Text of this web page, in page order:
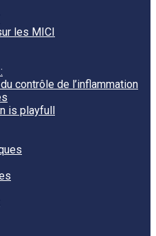
les MICI
contrôle de l’inflammation
is playfull